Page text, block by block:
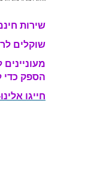
שירות חינמי
שוקלים
הספק
חייגו אלינו-04-6112340 או שלחו לנו